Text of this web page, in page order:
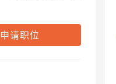
申请职位